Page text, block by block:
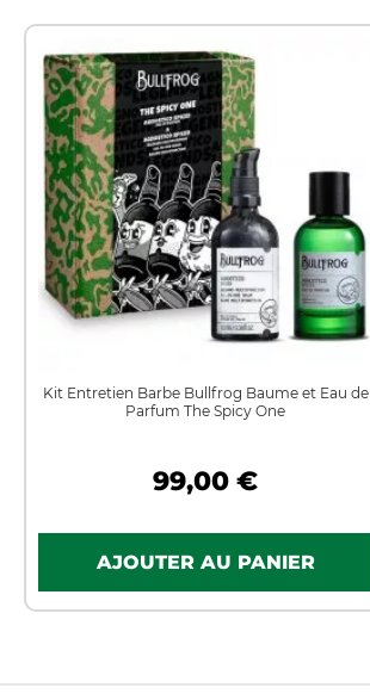
Kit Entretien Barbe Bullfrog Baume et Eau de
Parfum The Spicy One
99,00 €